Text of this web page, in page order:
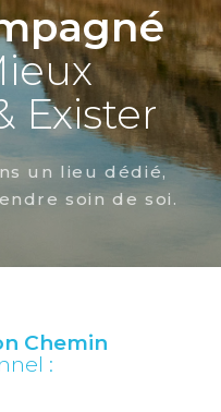
Exister
un lieu dédié,
soin de soi.
Chemin
: